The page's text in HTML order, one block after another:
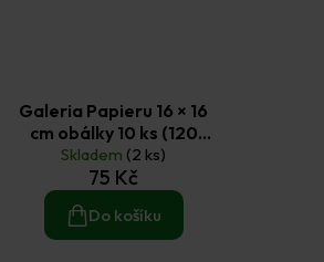
Galeria Papieru 16 × 16
cm obálky 10 ks (120
g/m2) terrazzo bílá
Skladem (2 ks)
75 Kč
Do košíku